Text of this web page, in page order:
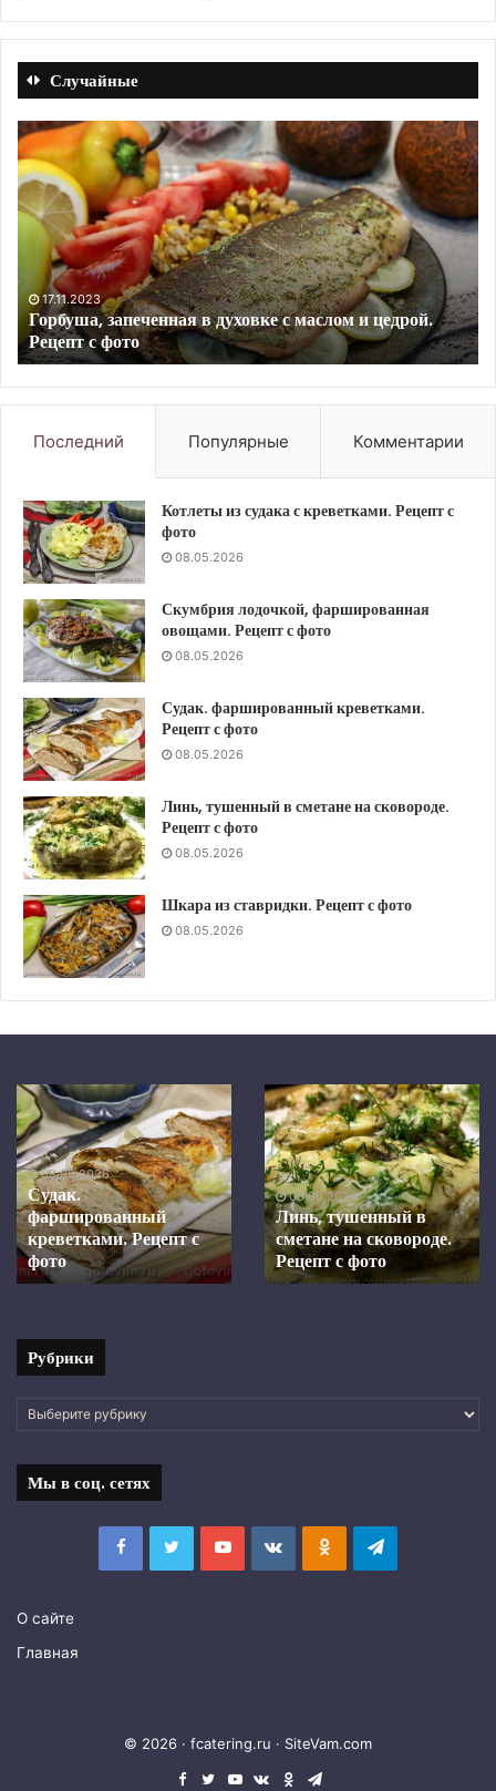
Случайные
Компот
из
яблок
и
клюквы.
Рецепт
фото
17.11.2023
Компот из яблок и клюквы. Рецепт с фото
Последний Популярные Комментарии
Котлеты из судака с креветками. Рецепт с
фото
08.05.2026
Скумбрия лодочкой, фаршированная
овощами. Рецепт с фото
08.05.2026
Судак. фаршированный креветками.
Рецепт с фото
08.05.2026
Линь, тушенный в сметане на сковороде.
Рецепт с фото
08.05.2026
Шкара из ставридки. Рецепт с фото
08.05.2026
Шкара
из
ставридки.
Рецепт
с
фото08.05.2026
Шкара из ставридки.
Рецепт с фото
Скумбрия
в
средиземноморском
маринаде,
запеченная
в
духовке.
Рецепт
с
08.05.2026
Скумбрия в
средиземноморском
маринаде, запеченная в
духовке. Рецепт с фото
Рубрики
Рубрики
Мы в соц. сетях
FacebookTwitterYouTubevk.comОдноклассники
Telegram
О сайте
Главная
© 2026 · fcatering.ru · SiteVam.com
Facebook
TwitterYouTubevk.comОдноклассники
Telegram